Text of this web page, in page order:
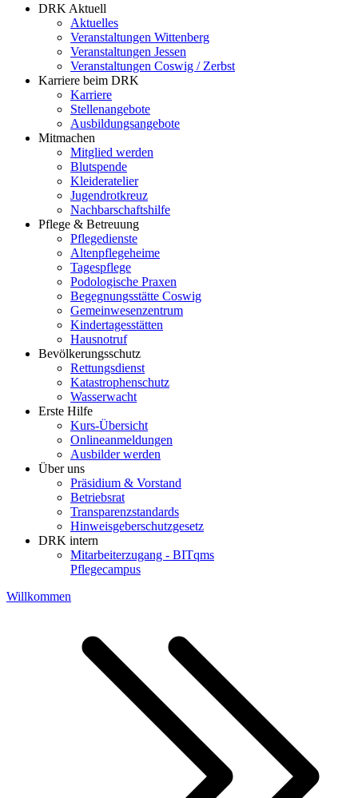
DRK Aktuell
Aktuelles
Veranstaltungen Wittenberg
Veranstaltungen Jessen
Veranstaltungen Coswig / Zerbst
Karriere beim DRK
Karriere
Stellenangebote
Ausbildungsangebote
Mitmachen
Mitglied werden
Blutspende
Kleideratelier
Jugendrotkreuz
Nachbarschaftshilfe
Pflege & Betreuung
Pflegedienste
Altenpflegeheime
Tagespflege
Podologische Praxen
Begegnungsstätte Coswig
Gemeinwesenzentrum
Kindertagesstätten
Hausnotruf
Bevölkerungsschutz
Rettungsdienst
Katastrophenschutz
Wasserwacht
Erste Hilfe
Kurs-Übersicht
Onlineanmeldungen
Ausbilder werden
Über uns
Präsidium & Vorstand
Betriebsrat
Transparenzstandards
Hinweisgeberschutzgesetz
DRK intern
Mitarbeiterzugang - BITqms
Pflegecampus
Willkommen